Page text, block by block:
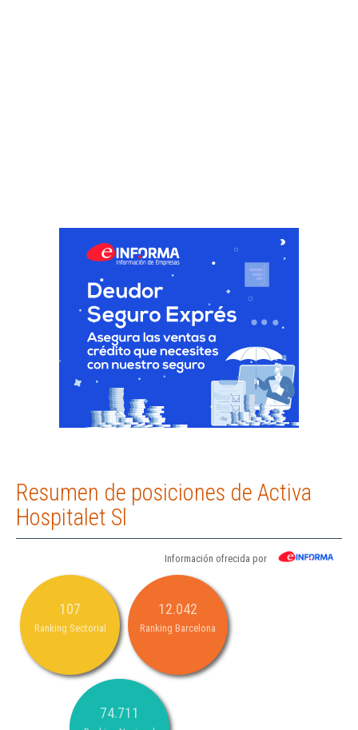
Resumen de posiciones de Activa
Hospitalet Sl
Información ofrecida por
107
Ranking Sectorial
12.042
Ranking Barcelona
74.711